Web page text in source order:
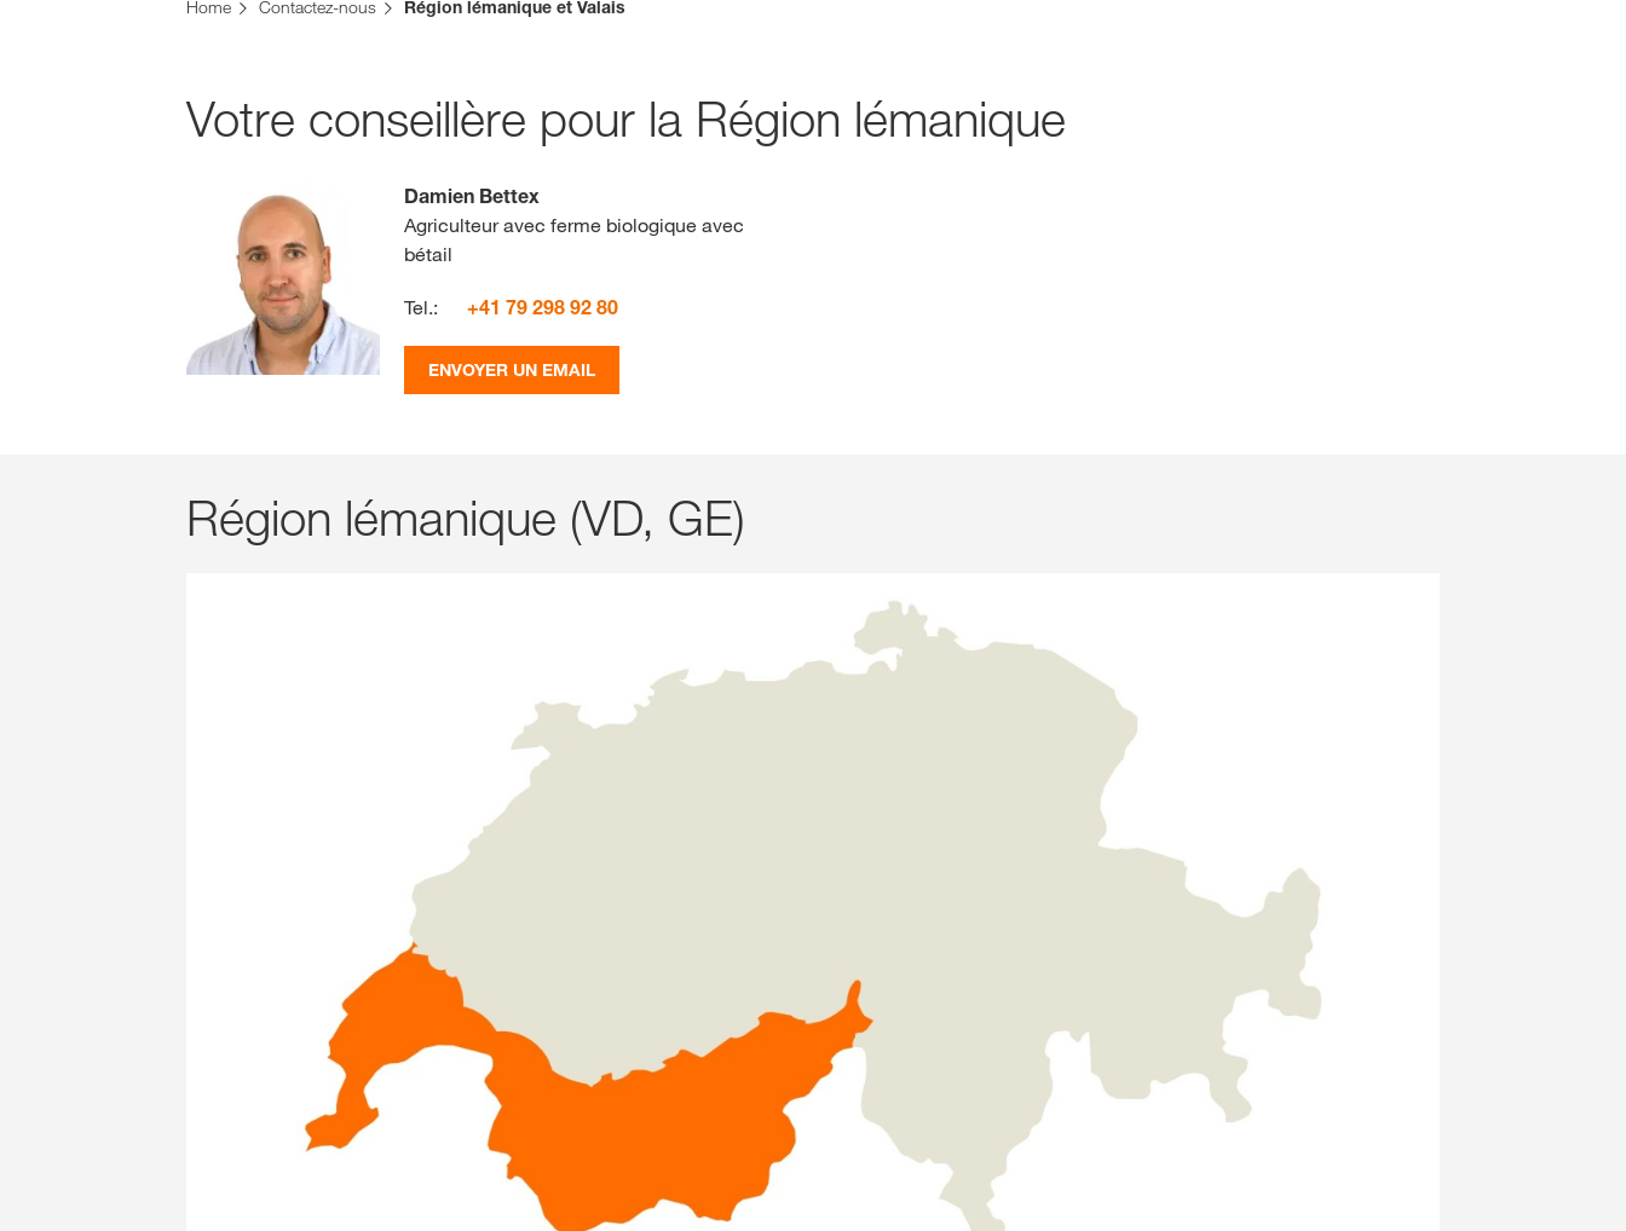
Vous vous trouvez sur le site de KWS pour la Suisse. Il existe une page alternative pour ce site dans votre pays :
Home Contactez-nous Région lémanique et Valais
Votre conseillère pour la Région lémanique
Damien Bettex
Agriculteur avec ferme biologique avec
bétail
Tel.: +41 79 298 92 80
ENVOYER UN EMAIL
Région lémanique (VD, GE)